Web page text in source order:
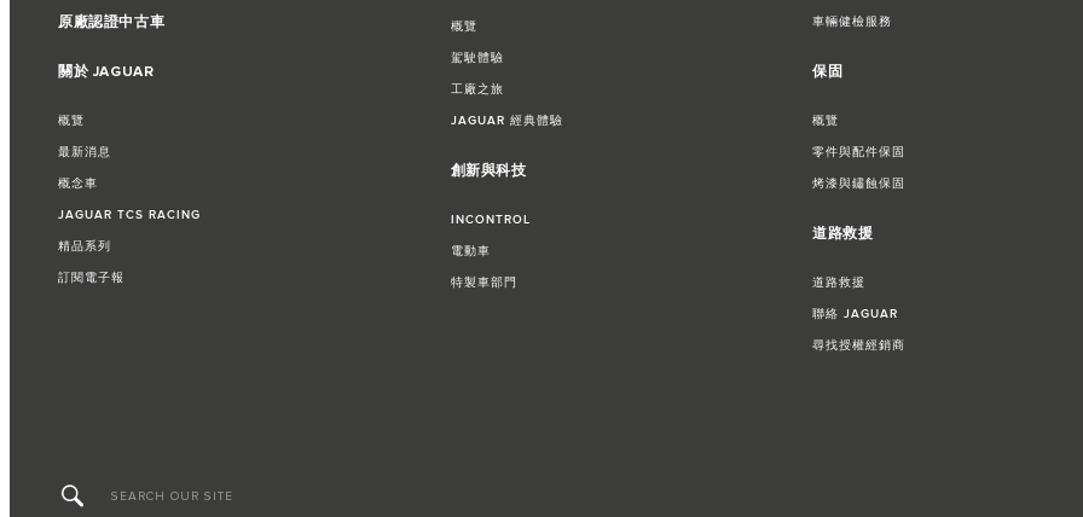
原廠認證中古車
關於 JAGUAR
概覽
最新消息
概念車
JAGUAR TCS RACING
精品系列
訂閱電子報
概覽
駕駛體驗
工廠之旅​
JAGUAR 經典體驗​
創新與科技
INCONTROL
電動車
特製車部門​
車輛健檢服務
保固
概覽
零件與配件保固
烤漆與鏽蝕保固
道路救援
道路救援
聯絡 JAGUAR
尋找授權經銷商